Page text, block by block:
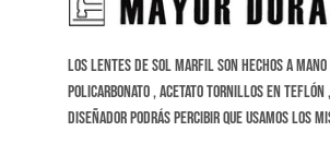
Los Lentes de sol Marfil son hechos a
Policarbonato , Acetato tornillos en
diseñador podrás percibir que usamos los